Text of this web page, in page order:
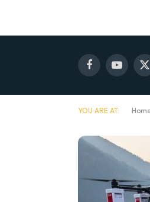
FacebookYouTube
X
YOU ARE AT: